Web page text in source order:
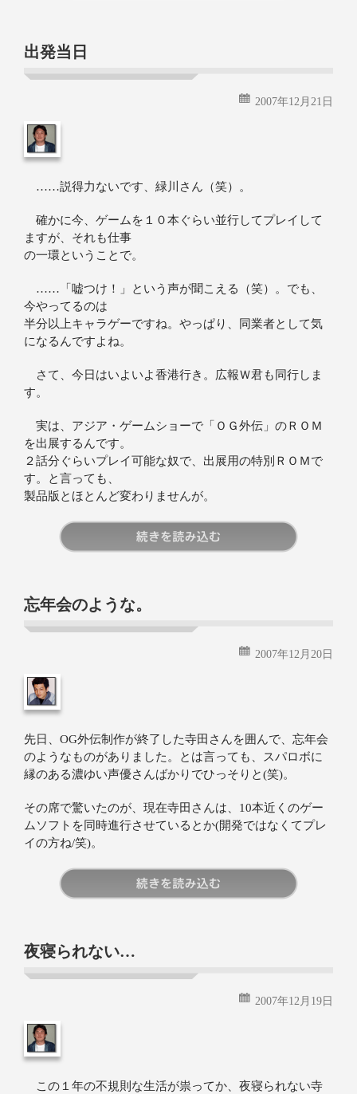
出発当日
2007年12月21日
……説得力ないです、緑川さん（笑）。
確かに今、ゲームを１０本ぐらい並行してプレイして
ますが、それも仕事
の一環ということで。
……「嘘つけ！」という声が聞こえる（笑）。でも、
今やってるのは
半分以上キャラゲーですね。やっぱり、同業者として気
になるんですよね。
さて、今日はいよいよ香港行き。広報Ｗ君も同行しま
す。
実は、アジア・ゲームショーで「ＯＧ外伝」のＲＯＭ
を出展するんです。
２話分ぐらいプレイ可能な奴で、出展用の特別ＲＯＭで
す。と言っても、
製品版とほとんど変わりませんが。
忘年会のような。
2007年12月20日
先日、OG外伝制作が終了した寺田さんを囲んで、忘年会
のようなものがありました。とは言っても、スパロボに
縁のある濃ゆい声優さんばかりでひっそりと(笑)。
その席で驚いたのが、現在寺田さんは、10本近くのゲー
ムソフトを同時進行させているとか(開発ではなくてプレ
イの方ね/笑)。
夜寝られない…
2007年12月19日
この１年の不規則な生活が祟ってか、夜寝られない寺